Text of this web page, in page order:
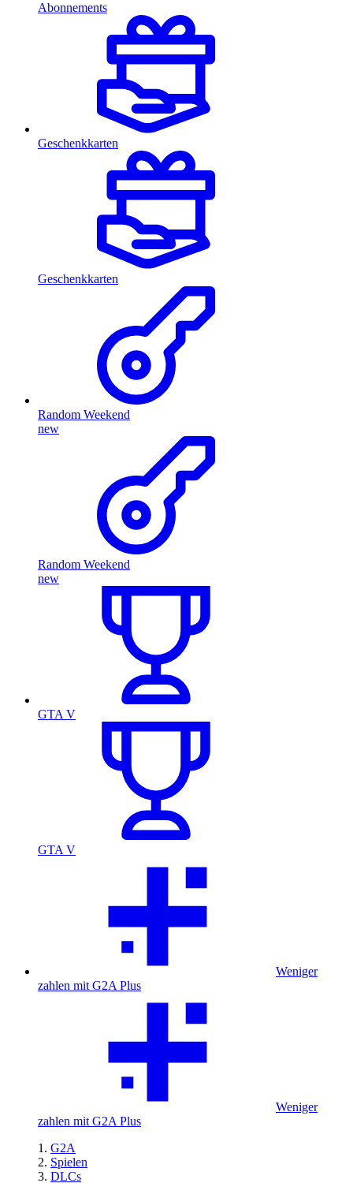
Abonnements
Geschenkkarten
Geschenkkarten
Random Weekend
new
Random Weekend
new
GTA V
GTA V
Weniger
zahlen mit G2A Plus
Weniger
zahlen mit G2A Plus
G2A
Spielen
DLCs